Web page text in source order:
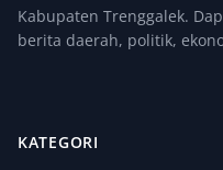
Kabupaten Trenggalek.
berita daerah, politik,
KATEGORI